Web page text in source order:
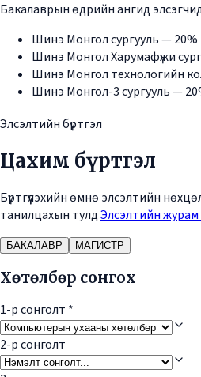
Бакалаврын өдрийн ангид
Шинэ Монгол сургууль — 20%
Шинэ Монгол Харумафүжи
Шинэ Монгол технологийн
Шинэ Монгол-3 сургууль —
Элсэлтийн бүртгэл
Цахим бүртгэл
Бүртгүүлэхийн өмнө элсэлтийн
танилцахын тулдЭлсэлтийн
БАКАЛАВР МАГИСТР
Хөтөлбөр сонгох
1-р сонголт *
2-р сонголт